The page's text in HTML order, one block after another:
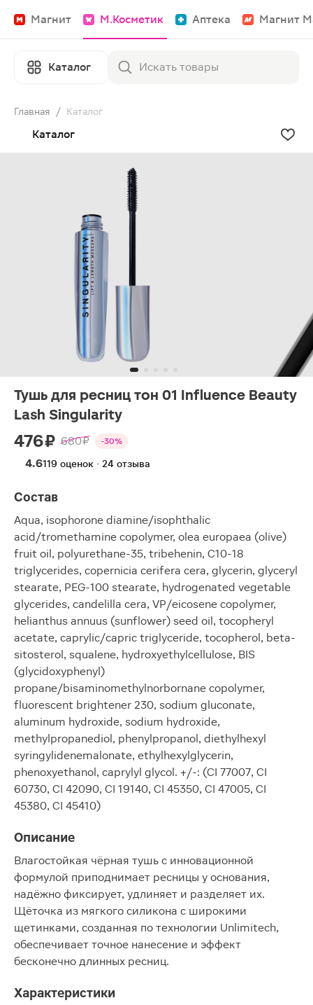
Магнит М.Косметик Аптека Магнит
Каталог
Главная / Каталог
Каталог
Тушь для ресниц тон 01 Influence Beauty
Lash Singularity
476 ₽ 680 ₽ -30%
4.6119 оценок · 24 отзыва
Состав
Aqua, isophorone diamine/isophthalic
acid/tromethamine copolymer, olea europaea (olive)
fruit oil, polyurethane-35, tribehenin, C10-18
triglycerides, copernicia cerifera cera, glycerin, glyceryl
stearate, PEG-100 stearate, hydrogenated vegetable
glycerides, candelilla cera, VP/eicosene copolymer,
helianthus annuus (sunflower) seed oil, tocopheryl
acetate, caprylic/capric triglyceride, tocopherol, beta-
sitosterol, squalene, hydroxyethylcellulose, BIS
(glycidoxyphenyl)
propane/bisaminomethylnorbornane copolymer,
fluorescent brightener 230, sodium gluconate,
aluminum hydroxide, sodium hydroxide,
methylpropanediol, phenylpropanol, diethylhexyl
syringylidenemalonate, ethylhexylglycerin,
phenoxyethanol, caprylyl glycol. +/-: (CI 77007, CI
60730, CI 42090, CI 19140, CI 45350, CI 47005, CI
45380, CI 45410)
Описание
Влагостойкая чёрная тушь с инновационной
формулой приподнимает ресницы у основания,
надёжно фиксирует, удлиняет и разделяет их.
Щёточка из мягкого силикона с широкими
щетинками, созданная по технологии Unlimitech,
обеспечивает точное нанесение и эффект
бесконечно длинных ресниц.
Характеристики